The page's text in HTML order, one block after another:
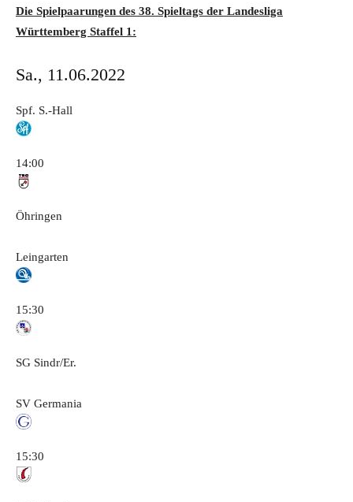
Die Spielpaarungen des 38. Spieltags der Landesliga
Württemberg Staffel 1:
Sa., 11.06.2022
Spf. S.-Hall
14:00
Öhringen
Leingarten
15:30
SG Sindr/Er.
SV Germania
15:30